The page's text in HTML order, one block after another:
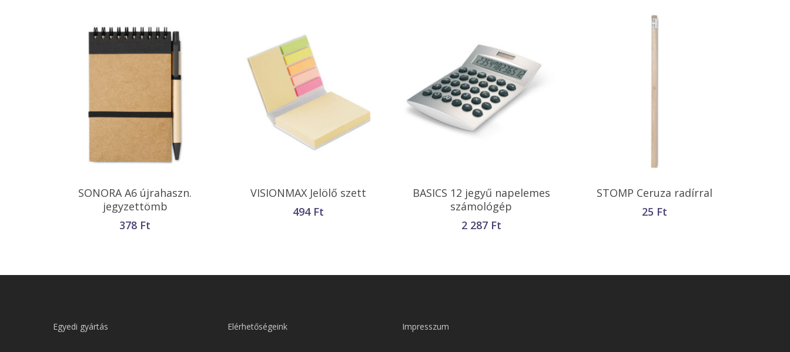
Opciók Választása
SONORA A6 újrahaszn.
jegyzettömb
378 Ft
Opciók Választása
VISIONMAX Jelölő szett
494 Ft
Kosárba Teszem
BASICS 12 jegyű napelemes
számológép
2 287 Ft
Opciók Választása
STOMP Ceruza radírral
25 Ft
Egyedi gyártás Elérhetőségeink Impresszum